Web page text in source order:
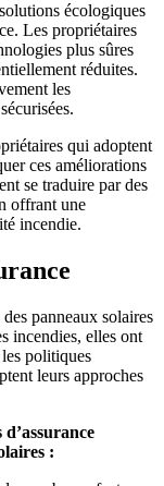
écologiques
Les propriétaires
plus sûres
réduites.
les
qui adoptent
ces améliorations
se traduire par des
offrant une
incendie.
panneaux solaires
incendies, elles ont
politiques
leurs approches
: